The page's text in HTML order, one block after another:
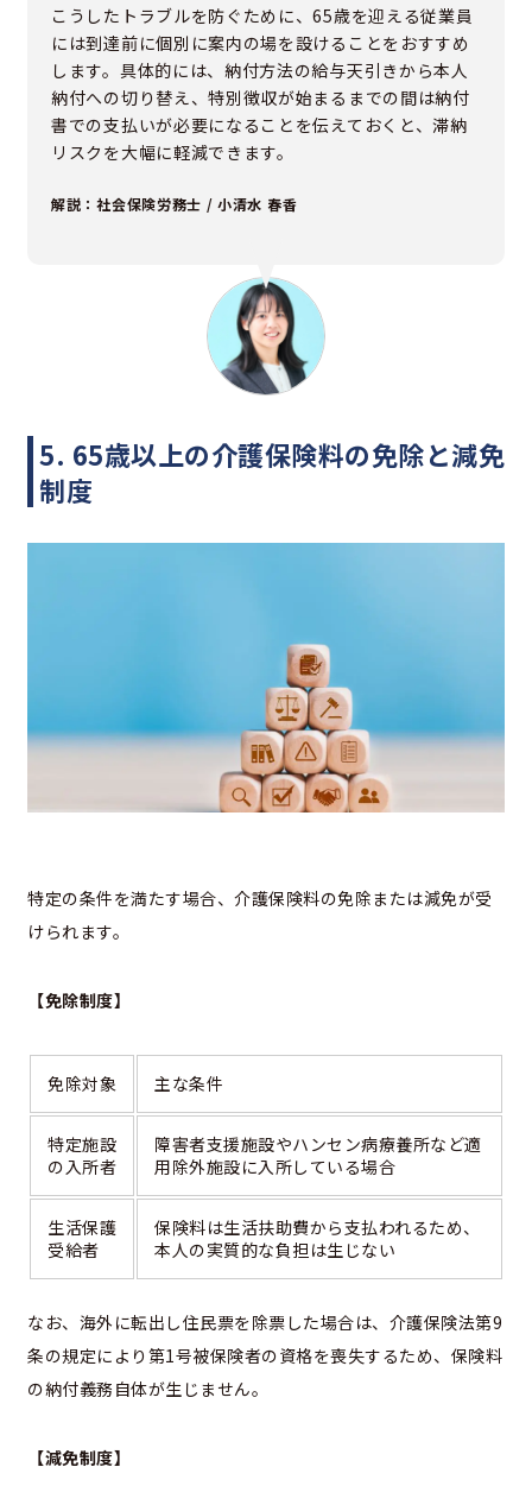
こうしたトラブルを防ぐために、65歳を迎える従業員
には到達前に個別に案内の場を設けることをおすすめ
します。具体的には、納付方法の給与天引きから本人
納付への切り替え、特別徴収が始まるまでの間は納付
書での支払いが必要になることを伝えておくと、滞納
リスクを大幅に軽減できます。
解説：社会保険労務士 / 小清水 春香
5. 65歳以上の介護保険料の免除と減免
制度
特定の条件を満たす場合、介護保険料の免除または減免が受
けられます。
【免除制度】
免除対象 主な条件
特定施設
の入所者
障害者支援施設やハンセン病療養所など適
用除外施設に入所している場合
生活保護
受給者
保険料は生活扶助費から支払われるため、
本人の実質的な負担は生じない
なお、海外に転出し住民票を除票した場合は、介護保険法第9
条の規定により第1号被保険者の資格を喪失するため、保険料
の納付義務自体が生じません。
【減免制度】